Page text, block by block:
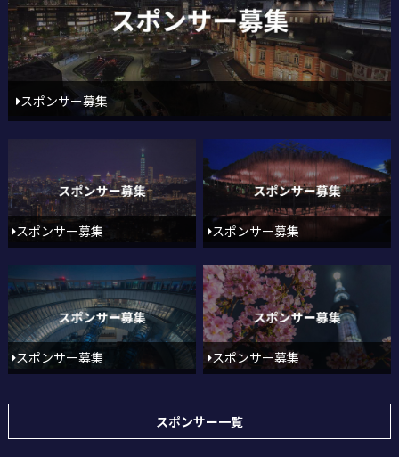
スポンサー募集
スポンサー募集 スポンサー募集
スポンサー募集 スポンサー募集
スポンサー一覧